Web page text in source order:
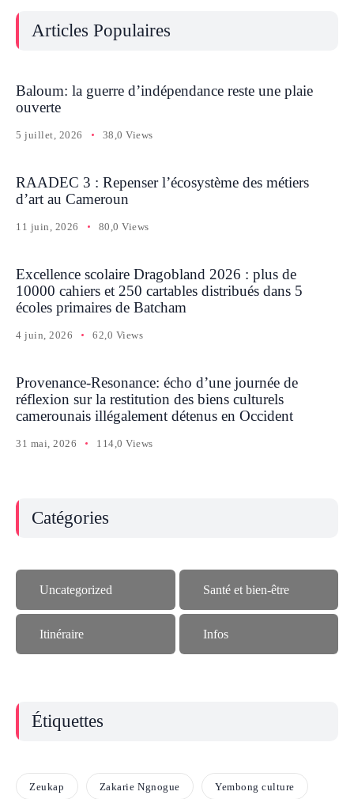
Articles Populaires
Baloum: la guerre d’indépendance reste une plaie
ouverte
5 juillet, 2026 38,0 Views
RAADEC 3 : Repenser l’écosystème des métiers
d’art au Cameroun
11 juin, 2026 80,0 Views
Excellence scolaire Dragobland 2026 : plus de
10000 cahiers et 250 cartables distribués dans 5
écoles primaires de Batcham
4 juin, 2026 62,0 Views
Provenance-Resonance: écho d’une journée de
réflexion sur la restitution des biens culturels
camerounais illégalement détenus en Occident
31 mai, 2026 114,0 Views
Catégories
Uncategorized Santé et bien-être
Itinéraire Infos
Étiquettes
Zeukap Zakarie Ngnogue Yembong culture